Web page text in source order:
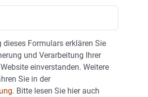
dieses Formulars erklären Sie
und Verarbeitung Ihrer
einverstanden. Weitere
Sie in der
Bitte lesen Sie hier auch